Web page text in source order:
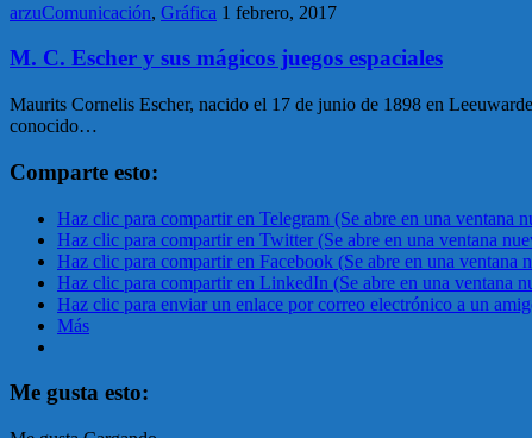
arzuComunicación, Gráfica 1 febrero, 2017
M. C. Escher y sus mágicos juegos espaciales
Maurits Cornelis Escher, nacido el 17 de junio de 1898 en
conocido…
Comparte esto:
Haz clic para compartir en Telegram (Se abre en una ventana
Haz clic para compartir en Twitter (Se abre en una ventana
Haz clic para compartir en Facebook (Se abre en una ventana
Haz clic para compartir en LinkedIn (Se abre en una ventana
Haz clic para enviar un enlace por correo electrónico a un
Más
Me gusta esto: